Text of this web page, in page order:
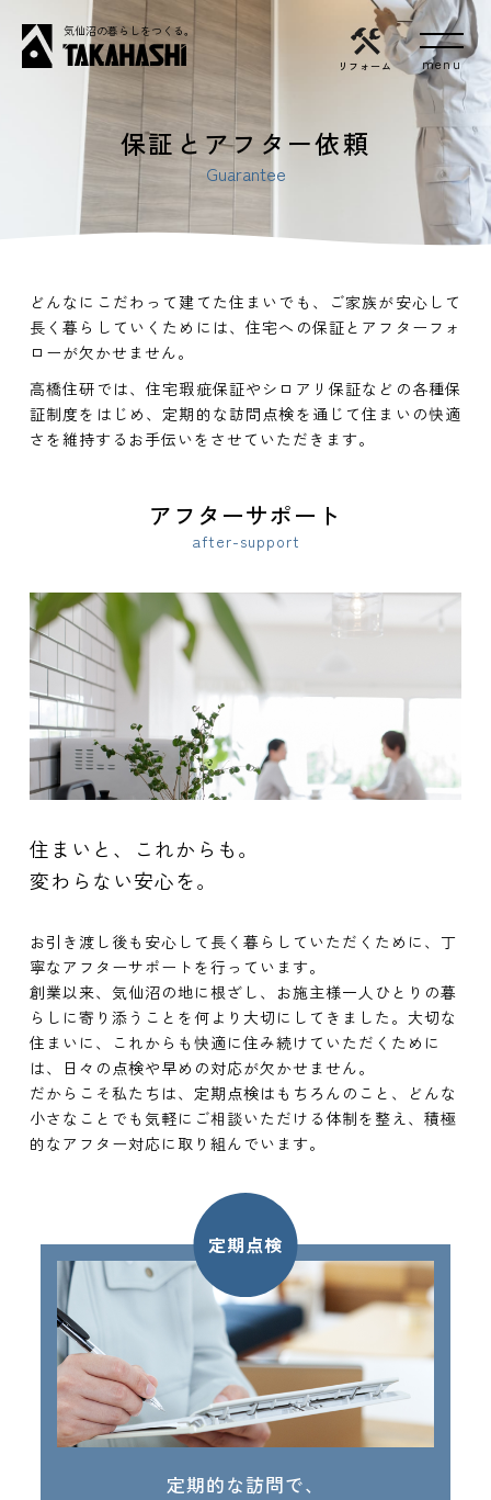
気仙沼の暮らしをつくる。
リフォーム
保証とアフター依頼
Guarantee
どんなにこだわって建てた住まいでも、
ご家族が安心して
長く暮らしていくためには、住宅への保証とアフターフォ
ローが欠かせません。
高橋住研では、住宅瑕疵保証やシロアリ保証などの各種保
証制度をはじめ、 定期的な訪問点検を通じて住まいの快適
さを維持するお手伝いをさせていただきます。
アフターサポート
after-support
住まいと、これからも。
変わらない安心を。
お引き渡し後も安心して長く暮らしていただくために、丁
寧なアフターサポートを行っています。
創業以来、気仙沼の地に根ざし、お施主様一人ひとりの暮
らしに寄り添うことを何より大切にしてきました。大切な
住まいに、これからも快適に住み続けていただくために
は、日々の点検や早めの対応が欠かせません。
だからこそ私たちは、定期点検はもちろんのこと、どんな
小さなことでも気軽にご相談いただける体制を整え、積極
的なアフター対応に取り組んでいます。
定期点検
定期的な訪問で、